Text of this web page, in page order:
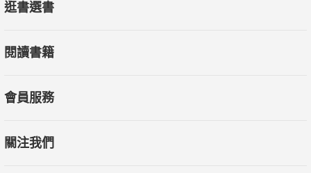
逛書選書
閱讀書籍
會員服務
關注我們